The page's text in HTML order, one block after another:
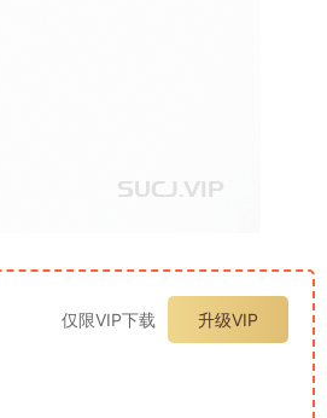
仅限VIP下载 升级VIP